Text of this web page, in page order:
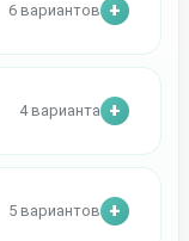
6 вариантов
4 варианта
5 вариантов